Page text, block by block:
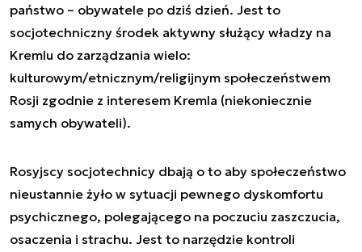
państwo – obywatele po dziś dzień. Jest to
socjotechniczny środek aktywny służący władzy na
Kremlu do zarządzania wielo:
kulturowym/etnicznym/religijnym społeczeństwem
Rosji zgodnie z interesem Kremla (niekoniecznie
samych obywateli).
Rosyjscy socjotechnicy dbają o to aby społeczeństwo
nieustannie żyło w sytuacji pewnego dyskomfortu
psychicznego, polegającego na poczuciu zaszczucia,
osaczenia i strachu. Jest to narzędzie kontroli